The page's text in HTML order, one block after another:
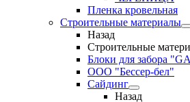
Пленка кровельная
Строительные материалы
Назад
Строительные
Блоки для забора
ООО "Бессер-бел"
Сайдинг
Назад